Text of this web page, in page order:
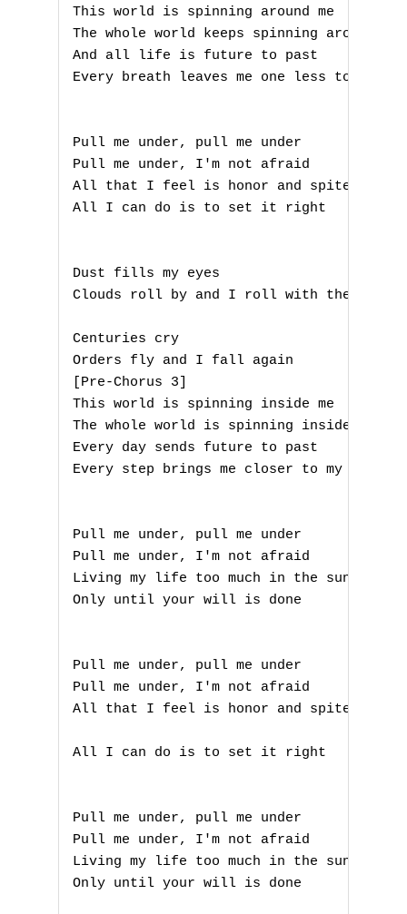
This world is spinning around me
The whole world keeps spinning around me
And all life is future to past
Every breath leaves me one less to my
Pull me under, pull me under
Pull me under, I'm not afraid
All that I feel is honor and spite
All I can do is to set it right
Dust fills my eyes
Clouds roll by and I roll with them
Centuries cry
Orders fly and I fall again
[Pre-Chorus 3]
This world is spinning inside me
The whole world is spinning inside of me
Every day sends future to past
Every step brings me closer to my last
Pull me under, pull me under
Pull me under, I'm not afraid
Living my life too much in the sun
Only until your will is done
Pull me under, pull me under
Pull me under, I'm not afraid
All that I feel is honor and spite
All I can do is to set it right
Pull me under, pull me under
Pull me under, I'm not afraid
Living my life too much in the sun
Only until your will is done
B
C
E
F
H
I
J
L
M